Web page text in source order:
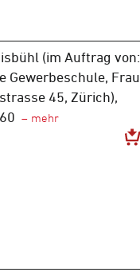
(im Auftrag von:
Gewerbeschule, Frau
45, Zürich),